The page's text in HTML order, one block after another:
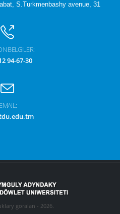
S.Turkmenbashy avenue, 31
BELGILER:
94-67-30
EMAIL:
goralan - 2026.